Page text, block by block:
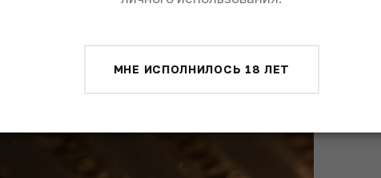
и сухим травам.
становится мягче, вино приобретает
при выдержке на осадке.
МНЕ ИСПОЛНИЛОСЬ 18 ЛЕТ